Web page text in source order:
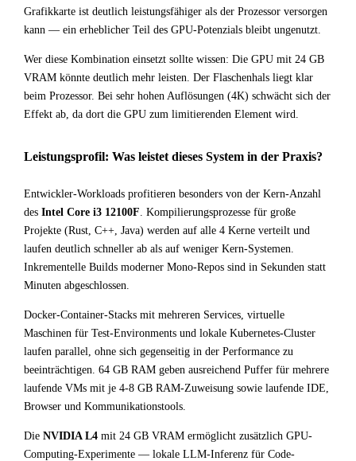
Grafikkarte ist deutlich leistungsfähiger als der Prozessor versorgen
kann — ein erheblicher Teil des GPU-Potenzials bleibt ungenutzt.
Wer diese Kombination einsetzt sollte wissen: Die GPU mit 24 GB
VRAM könnte deutlich mehr leisten. Der Flaschenhals liegt klar
beim Prozessor. Bei sehr hohen Auflösungen (4K) schwächt sich der
Effekt ab, da dort die GPU zum limitierenden Element wird.
Leistungsprofil: Was leistet dieses System in der Praxis?
Entwickler-Workloads profitieren besonders von der Kern-Anzahl
des Intel Core i3 12100F. Kompilierungsprozesse für große
Projekte (Rust, C++, Java) werden auf alle 4 Kerne verteilt und
laufen deutlich schneller ab als auf weniger Kern-Systemen.
Inkrementelle Builds moderner Mono-Repos sind in Sekunden statt
Minuten abgeschlossen.
Docker-Container-Stacks mit mehreren Services, virtuelle
Maschinen für Test-Environments und lokale Kubernetes-Cluster
laufen parallel, ohne sich gegenseitig in der Performance zu
beeinträchtigen. 64 GB RAM geben ausreichend Puffer für mehrere
laufende VMs mit je 4-8 GB RAM-Zuweisung sowie laufende IDE,
Browser und Kommunikationstools.
Die NVIDIA L4 mit 24 GB VRAM ermöglicht zusätzlich GPU-
Computing-Experimente — lokale LLM-Inferenz für Code-